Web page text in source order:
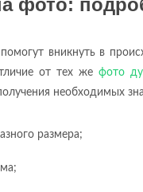
фото:
вникнуть в
от тех жефото
необходимых
размера;